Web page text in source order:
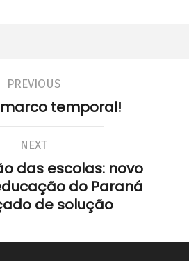
PREVIOUS
temporal!
NEXT
das escolas: novo
do Paraná
de solução